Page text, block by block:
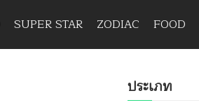
SUPER STAR ZODIAC FOOD
ประเภท